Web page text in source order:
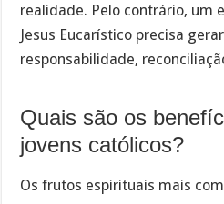
realidade. Pelo contrário, um
Jesus Eucarístico precisa gerar
responsabilidade,
Quais são os
jovens católicos?
Os frutos espirituais mais